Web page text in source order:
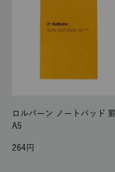
ロルバーン ノートパッド
A5
264